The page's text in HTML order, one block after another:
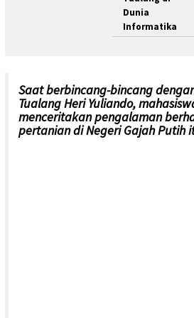
Dunia
Informatika
Saat berbincang-bincang
Tualang Heri Yuliando,
menceritakan pengalaman
pertanian di Negeri Gajah Putih